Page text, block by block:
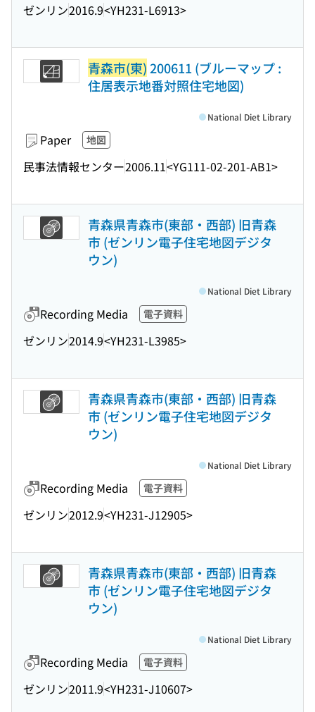
ゼンリン2016.9<YH231-L6913>
青森市(東)200611 (ブルーマップ :
住居表示地番対照住宅地図)
Paper 地図
民事法情報センター2006.11<YG111-02-201-AB1>
National Diet Library
青森県青森市(東部・西部) 旧青森
市 (ゼンリン電子住宅地図デジタ
ウン)
Recording Media 電子資料
ゼンリン2014.9<YH231-L3985>
National Diet Library
青森県青森市(東部・西部) 旧青森
市 (ゼンリン電子住宅地図デジタ
ウン)
Recording Media 電子資料
ゼンリン2012.9<YH231-J12905>
National Diet Library
青森県青森市(東部・西部) 旧青森
市 (ゼンリン電子住宅地図デジタ
ウン)
Recording Media 電子資料
ゼンリン2011.9<YH231-J10607>
National Diet Library